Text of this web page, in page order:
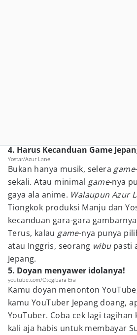
4. Harus Kecanduan Game
Yostar/Azur Lane
Bukan hanya musik, selera game
sekali. Atau minimal game-nya
gaya ala anime. Walaupun Azur
Tiongkok produksi Manju dan
kecanduan gara-gara
Terus, kalau game-nya punya
atau Inggris, seorang wibu pasti
Jepang.
5. Doyan menyawer idolanya!
youtube.com/Otogibara Era
Kamu doyan menonton
kamu YouTuber Jepang doang,
YouTuber. Coba cek lagi
kali aja habis untuk membayar